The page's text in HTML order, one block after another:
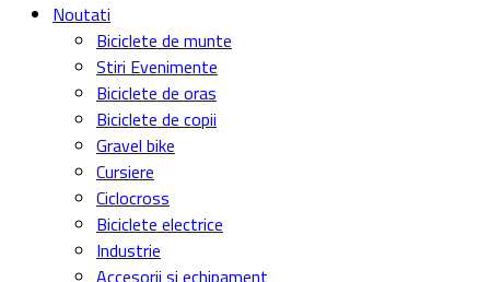
Noutati
Biciclete de munte
Stiri Evenimente
Biciclete de oras
Biciclete de copii
Gravel bike
Cursiere
Ciclocross
Biciclete electrice
Industrie